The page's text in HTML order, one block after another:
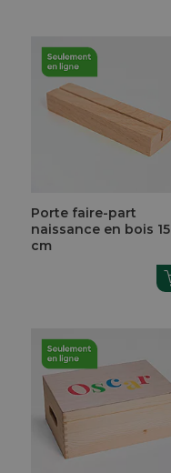
Porte faire-part
naissance en bois 15
cm